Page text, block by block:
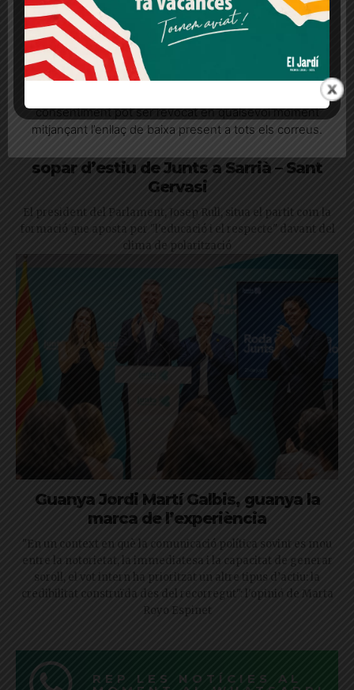
sopar d’estiu de Junts a Sarrià – Sant
Gervasi
El president del Parlament, Josep Rull, situa el partit com la
formació que aposta per "l'educació i el respecte" davant del
clima de polarització
Guanya Jordi Martí Galbis, guanya la
marca de l’experiència
"En un context en què la comunicació política sovint es mou
entre la notorietat, la immediatesa i la capacitat de generar
soroll, el vot intern ha prioritzat un altre tipus d’actiu: la
credibilitat construïda des del recorregut": l'opinió de Marta
Royo Espinet
REP LES NOTÍCIES AL
Més informació Acceptar Rebutjar tot
Quan l’usuari crea un compte al Diari el Jardí, dona el
seu consentiment explícit per rebre comunicacions
consentiment pot ser revocat en qualsevol moment
mitjançant l’enllaç de baixa present a tots els correus.